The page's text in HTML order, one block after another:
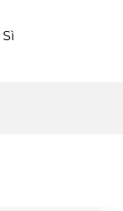
Sì